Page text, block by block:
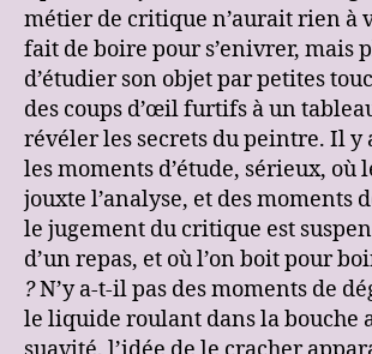
métier de critique n’aurait rien à
fait de boire pour s’enivrer, mais
d’étudier son objet par petites
des coups d’œil furtifs à un
révéler les secrets du peintre. Il y
les moments d’étude, sérieux, où
jouxte l’analyse, et des moments
le jugement du critique est
d’un repas, et où l’on boit pour
?N’y a-t-il pas des moments de
le liquide roulant dans la bouche